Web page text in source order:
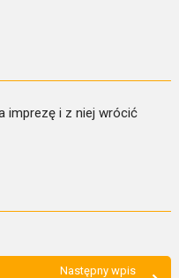
imprezę i z niej wrócić
Następny wpis